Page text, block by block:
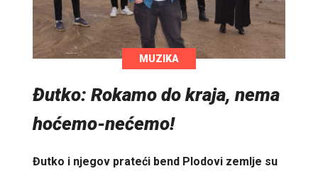
MUZIKA
Đutko: Rokamo do kraja, nema
hoćemo-nećemo!
Đutko i njegov prateći bend Plodovi zemlje su